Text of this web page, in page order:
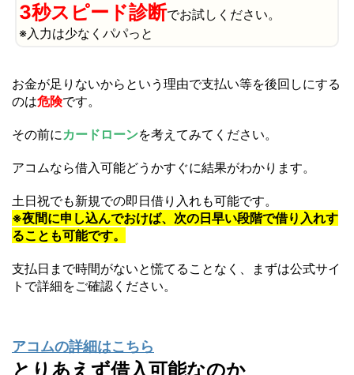
3秒スピード診断でお試しください。
※入力は少なくパパっと
お金が足りないからという理由で支払い等を後回しにする
のは危険です。
その前に カードローンを考えてみてください。
アコムなら借入可能どうかすぐに結果がわかります。
土日祝でも新規での即日借り入れも可能です。
※夜間に申し込んでおけば、次の日早い段階で借り入れす
ることも可能です。
支払日まで時間がないと慌てることなく、まずは公式サイ
トで詳細をご確認ください。
アコムの詳細はこちら
とりあえず借入可能なのか